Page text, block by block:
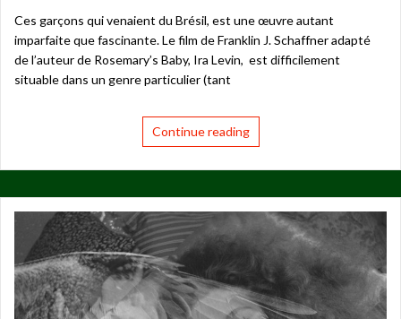
Ces garçons qui venaient du Brésil, est une œuvre autant
imparfaite que fascinante. Le film de Franklin J. Schaffner adapté
de l’auteur de Rosemary’s Baby, Ira Levin, est difficilement
situable dans un genre particulier (tant
Continue reading